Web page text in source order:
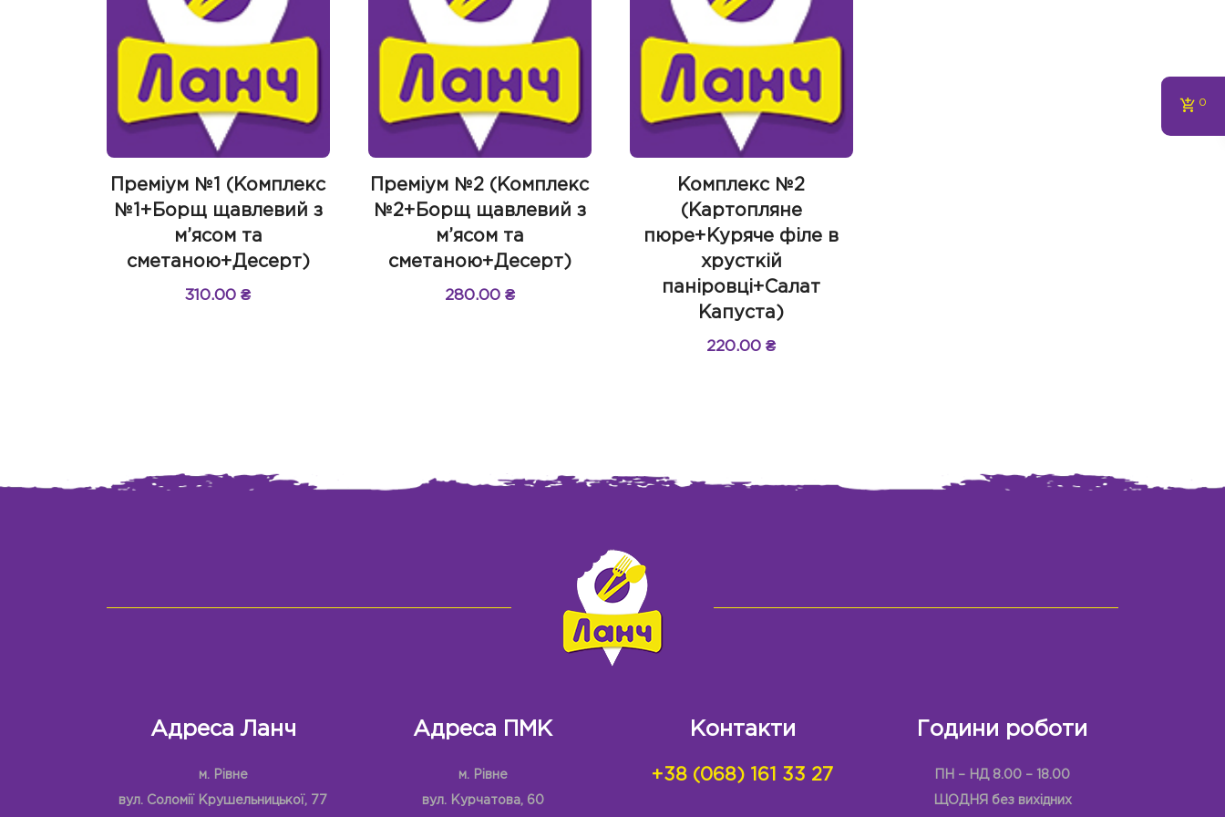
Преміум №1 (Комплекс
№1+Борщ щавлевий з
м’ясом та
сметаною+Десерт)
310.00₴
Преміум №2 (Комплекс
№2+Борщ щавлевий з
м’ясом та
сметаною+Десерт)
280.00 ₴
Комплекс №2
(Картопляне
пюре+Куряче філе в
хрусткій
паніровці+Салат
Капуста)
220.00₴
Адреса Ланч
м. Рівне
вул. Соломії Крушельницької, 77
Адреса ПМК
м. Рівне
вул. Курчатова, 60
Контакти
+38 (068) 161 33 27
Години роботи
ПН – НД 8.00 – 18.00
ЩОДНЯ без вихідних
0